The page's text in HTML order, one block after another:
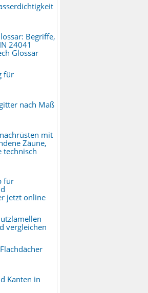
Begriffe,
24041
Glossar
für
nach Maß
mit
Zäune,
technisch
für
jetzt online
vergleichen
Kanten in